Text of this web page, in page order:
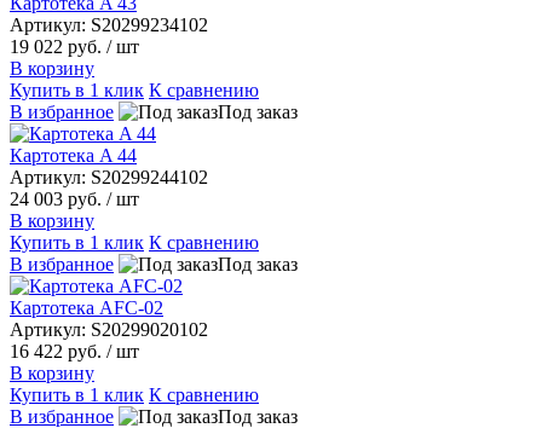
Артикул: S20299234102
19 022 руб. / шт
В корзину
Купить в 1 клик К сравнению
В избранное
Под заказ
Картотека A 44
Артикул: S20299244102
24 003 руб. / шт
В корзину
Купить в 1 клик К сравнению
В избранное
Под заказ
Картотека AFC-02
Артикул: S20299020102
16 422 руб. / шт
В корзину
Купить в 1 клик К сравнению
В избранное
Под заказ